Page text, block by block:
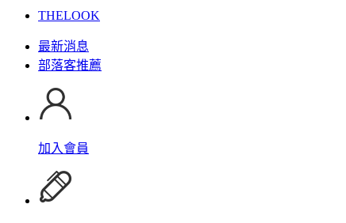
THELOOK
最新消息
部落客推薦
加入會員